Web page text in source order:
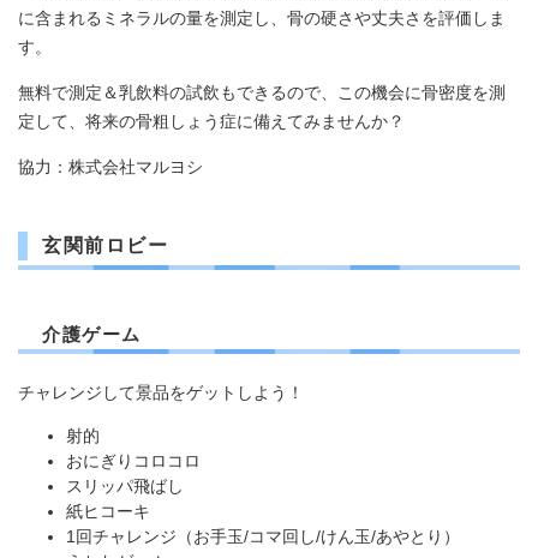
に含まれるミネラルの量を測定し、骨の硬さや丈夫さを評価しま
す。
無料で測定＆乳飲料の試飲もできるので、この機会に骨密度を測
定して、将来の骨粗しょう症に備えてみませんか？
協力：株式会社マルヨシ
玄関前ロビー
介護ゲーム
チャレンジして景品をゲットしよう！
射的
おにぎりコロコロ
スリッパ飛ばし
紙ヒコーキ
1回チャレンジ（お手玉/コマ回し/けん玉/あやとり）